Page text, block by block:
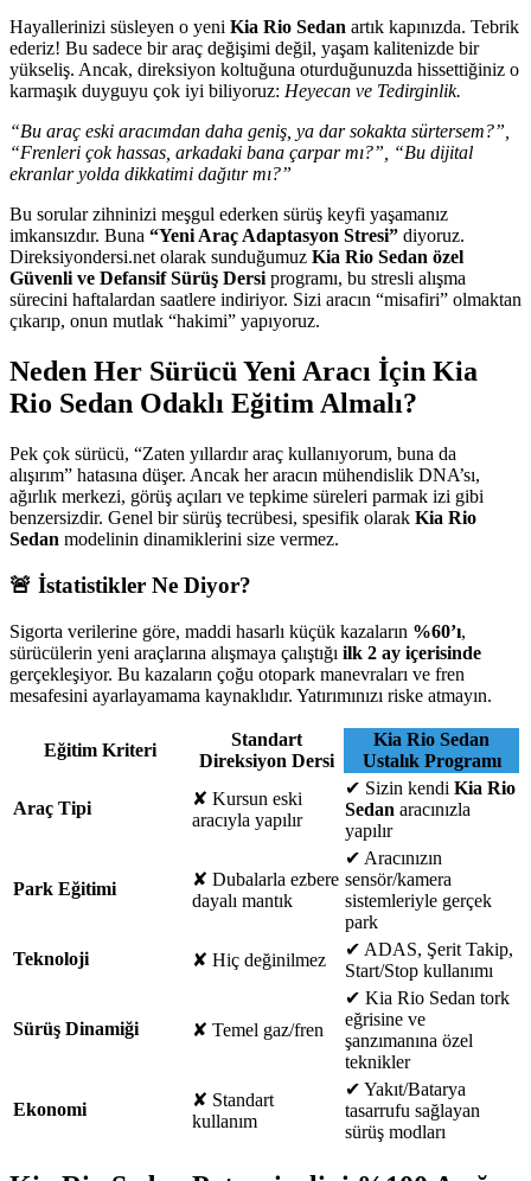
Hayallerinizi süsleyen o yeni Kia Rio Sedan artık kapınızda. Tebrik
ederiz! Bu sadece bir araç değişimi değil, yaşam kalitenizde bir
yükseliş. Ancak, direksiyon koltuğuna oturduğunuzda hissettiğiniz o
karmaşık duyguyu çok iyi biliyoruz: Heyecan ve Tedirginlik.
“Bu araç eski aracımdan daha geniş, ya dar sokakta sürtersem?”,
“Frenleri çok hassas, arkadaki bana çarpar mı?”, “Bu dijital
ekranlar yolda dikkatimi dağıtır mı?”
Bu sorular zihninizi meşgul ederken sürüş keyfi yaşamanız
imkansızdır. Buna “Yeni Araç Adaptasyon Stresi” diyoruz.
Direksiyondersi.net olarak sunduğumuz Kia Rio Sedan özel
Güvenli ve Defansif Sürüş Dersi programı, bu stresli alışma
sürecini haftalardan saatlere indiriyor. Sizi aracın “misafiri” olmaktan
çıkarıp, onun mutlak “hakimi” yapıyoruz.
Neden Her Sürücü Yeni Aracı İçin Kia
Rio Sedan Odaklı Eğitim Almalı?
Pek çok sürücü, “Zaten yıllardır araç kullanıyorum, buna da
alışırım” hatasına düşer. Ancak her aracın mühendislik DNA’sı,
ağırlık merkezi, görüş açıları ve tepkime süreleri parmak izi gibi
benzersizdir. Genel bir sürüş tecrübesi, spesifik olarak Kia Rio
Sedan modelinin dinamiklerini size vermez.
🚨 İstatistikler Ne Diyor?
Sigorta verilerine göre, maddi hasarlı küçük kazaların %60’ı,
sürücülerin yeni araçlarına alışmaya çalıştığı ilk 2 ay içerisinde
gerçekleşiyor. Bu kazaların çoğu otopark manevraları ve fren
mesafesini ayarlayamama kaynaklıdır. Yatırımınızı riske atmayın.
Eğitim Kriteri
Standart
Direksiyon Dersi
Kia Rio Sedan
Ustalık Programı
Araç Tipi ✘ Kursun eski
aracıyla yapılır
✔ Sizin kendi Kia Rio
Sedan aracınızla
yapılır
Park Eğitimi ✘ Dubalarla ezbere
dayalı mantık
✔ Aracınızın
sensör/kamera
sistemleriyle gerçek
park
Teknoloji
✘ Hiç değinilmez
✔ ADAS, Şerit Takip,
Start/Stop kullanımı
Sürüş Dinamiği ✘ Temel gaz/fren
✔ Kia Rio Sedan tork
eğrisine ve
şanzımanına özel
teknikler
Ekonomi ✘ Standart
kullanım
✔ Yakıt/Batarya
tasarrufu sağlayan
sürüş modları